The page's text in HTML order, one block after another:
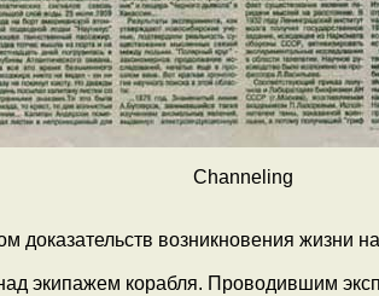
Channeling
возникновения жизни
экипажем корабля. Проводившим